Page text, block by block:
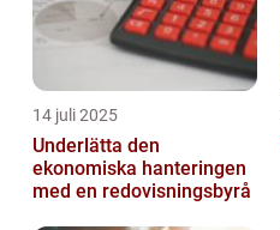
14 juli 2025
Underlätta den
ekonomiska hanteringen
med en redovisningsbyrå